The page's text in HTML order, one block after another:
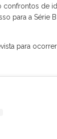
confrontos de
para a Série
para